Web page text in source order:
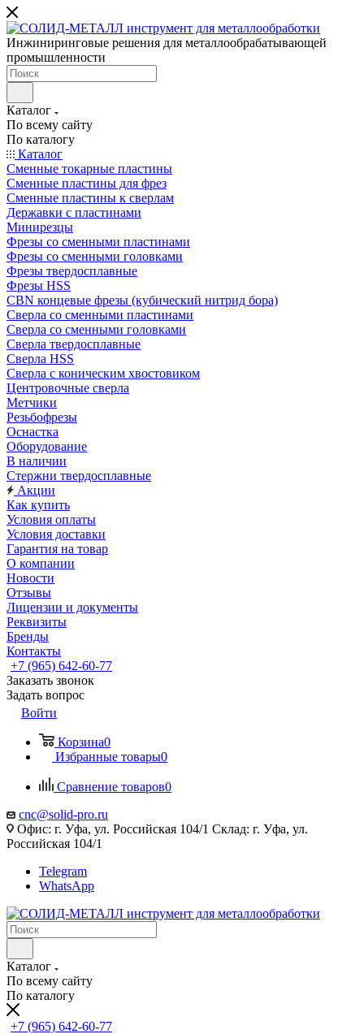
Инжиниринговые решения для металлообрабатывающей
промышленности
Каталог
По всему сайту
По каталогу
Каталог
Сменные токарные пластины
Сменные пластины для фрез
Сменные пластины к сверлам
Державки с пластинами
Минирезцы
Фрезы со сменными пластинами
Фрезы со сменными головками
Фрезы твердосплавные
Фрезы HSS
CBN концевые фрезы (кубический нитрид бора)
Сверла со сменными пластинами
Сверла со сменными головками
Сверла твердосплавные
Сверла HSS
Сверла с коническим хвостовиком
Центровочные сверла
Метчики
Резьбофрезы
Оснастка
Оборудование
В наличии
Стержни твердосплавные
Акции
Как купить
Условия оплаты
Условия доставки
Гарантия на товар
О компании
Новости
Отзывы
Лицензии и документы
Реквизиты
Бренды
Контакты
+7 (965) 642-60-77
Заказать звонок
Задать вопрос
Войти
Корзина0
Избранные товары0
Сравнение товаров0
cnc@solid-pro.ru
Офис: г. Уфа, ул. Российская 104/1 Склад: г. Уфа, ул.
Российская 104/1
Telegram
WhatsApp
Каталог
По всему сайту
По каталогу
+7 (965) 642-60-77